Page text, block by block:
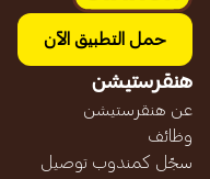
حمل التطبيق الآن
هنقرستيشن
عن هنقرستيشن
وظائف
سجّل كمندوب توصيل